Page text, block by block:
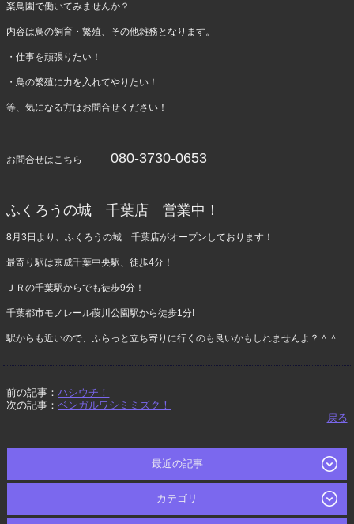
楽鳥園で働いてみませんか？
内容は鳥の飼育・繁殖、その他雑務となります。
・仕事を頑張りたい！
・鳥の繁殖に力を入れてやりたい！
等、気になる方はお問合せください！
お問合せはこちら080-3730-0653
ふくろうの城 千葉店 営業中！
8月3日より、ふくろうの城 千葉店がオープンしております！
最寄り駅は京成千葉中央駅、徒歩4分！
ＪＲの千葉駅からでも徒歩9分！
千葉都市モノレール葭川公園駅から徒歩1分!
駅からも近いので、ふらっと立ち寄りに行くのも良いかもしれませんよ？＾＾
前の記事：ハシウチ！
次の記事：ベンガルワシミミズク！
戻る
最近の記事
カテゴリ